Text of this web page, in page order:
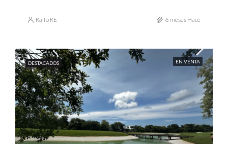
Ralfo RE 6 meses Hace
DESTACADOS EN VENTA